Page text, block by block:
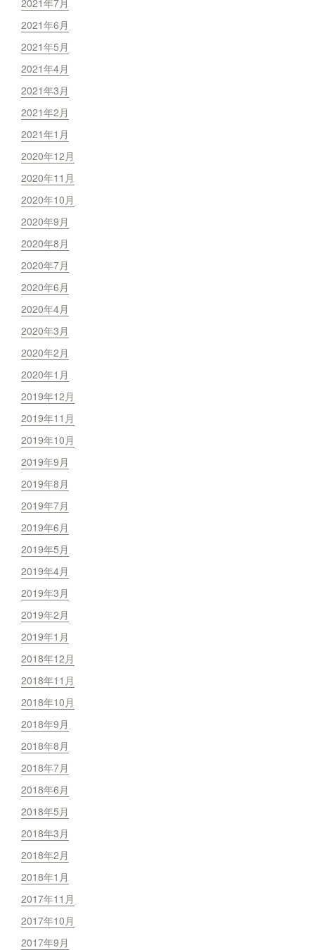
2021年6月
2021年5月
2021年4月
2021年3月
2021年2月
2021年1月
2020年12月
2020年11月
2020年10月
2020年9月
2020年8月
2020年7月
2020年6月
2020年4月
2020年3月
2020年2月
2020年1月
2019年12月
2019年11月
2019年10月
2019年9月
2019年8月
2019年7月
2019年6月
2019年5月
2019年4月
2019年3月
2019年2月
2019年1月
2018年12月
2018年11月
2018年10月
2018年9月
2018年8月
2018年7月
2018年6月
2018年5月
2018年3月
2018年2月
2018年1月
2017年11月
2017年10月
2017年9月